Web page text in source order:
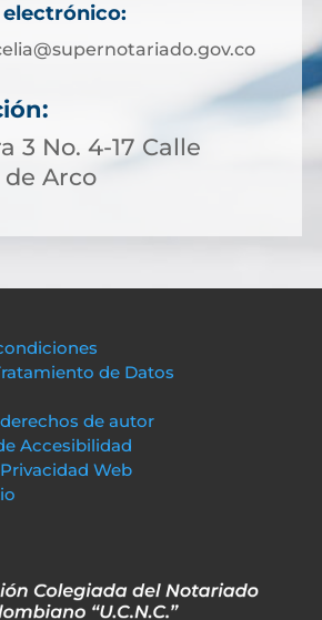
3 No. 4-17 Calle
Arco
de Datos
de autor
Accesibilidad
Web